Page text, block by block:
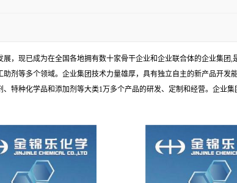
，现已成为在全国各地拥有数十家骨干企业和企业联合体的企业集
剂等多个领域。企业集团技术力量雄厚，具有独立自主的新产品开
特种化学品和添加剂等大类1万多个产品的研发、定制和经营。企业集